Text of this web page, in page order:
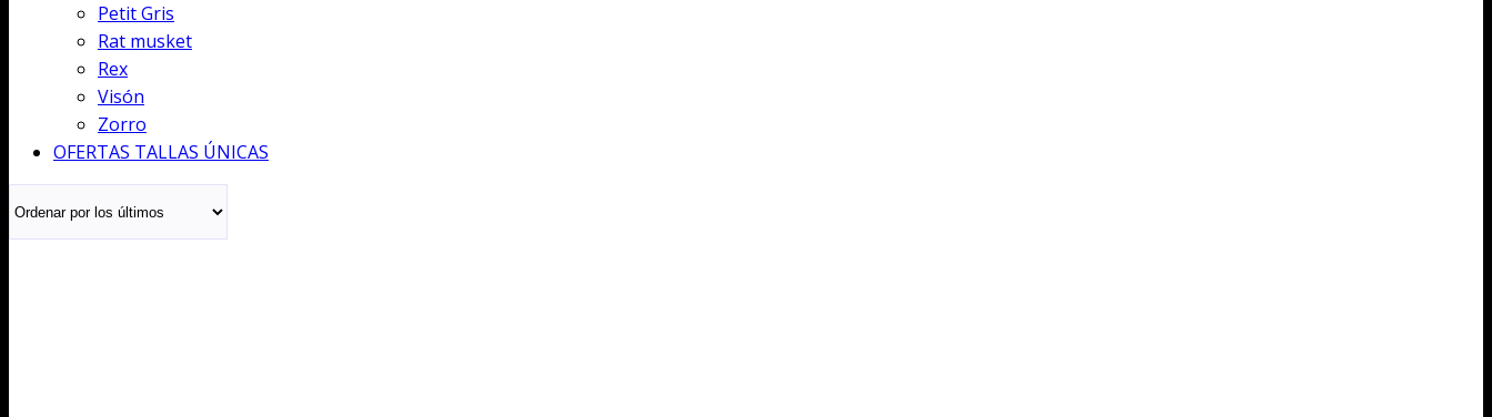
Petit Gris
Rat musket
Rex
Visón
Zorro
OFERTAS TALLAS ÚNICAS